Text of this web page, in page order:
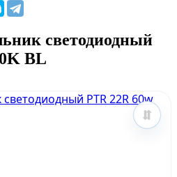
светодиодный
BL